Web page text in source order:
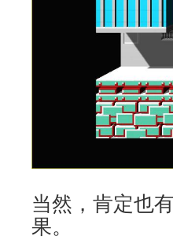
当然，肯定也
果。